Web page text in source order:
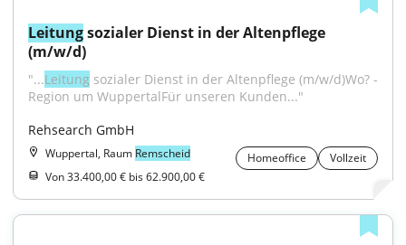
Leitung sozialer Dienst in der Altenpflege
(m/w/d)
"...Leitung sozialer Dienst in der Altenpflege (m/w/d)Wo? -
Region um WuppertalFür unseren Kunden..."
Rehsearch GmbH
Wuppertal, Raum Remscheid Homeoffice
Vollzeit
Von 33.400,00 € bis 62.900,00 €